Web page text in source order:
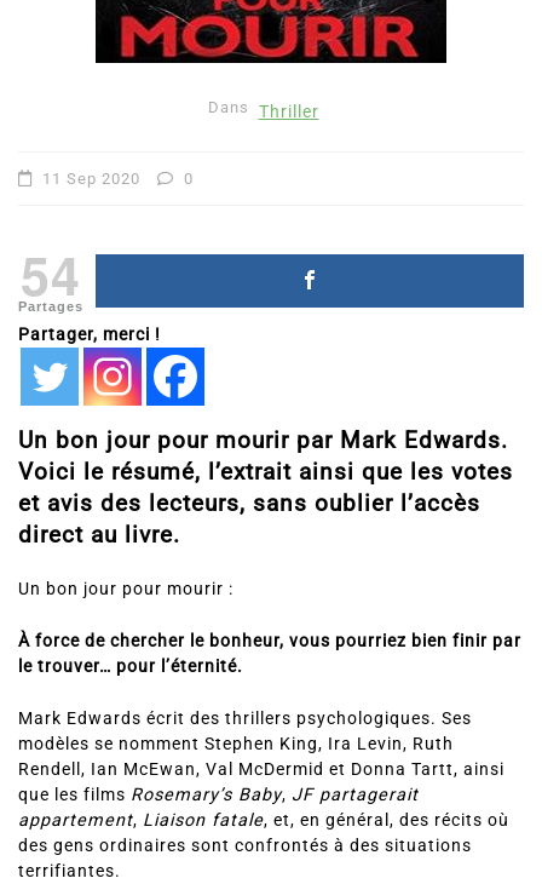
Dans Thriller
11 Sep 2020 0
54
Partages
Partager, merci !
Un bon jour pour mourir par Mark Edwards.
Voici le résumé, l’extrait ainsi que les votes
et avis des lecteurs, sans oublier l’accès
direct au livre.
Un bon jour pour mourir :
À force de chercher le bonheur, vous pourriez bien finir par
le trouver… pour l’éternité.
Mark Edwards écrit des thrillers psychologiques. Ses
modèles se nomment Stephen King, Ira Levin, Ruth
Rendell, Ian McEwan, Val McDermid et Donna Tartt, ainsi
que les films Rosemary’s Baby, JF partagerait
appartement, Liaison fatale, et, en général, des récits où
des gens ordinaires sont confrontés à des situations
terrifiantes.